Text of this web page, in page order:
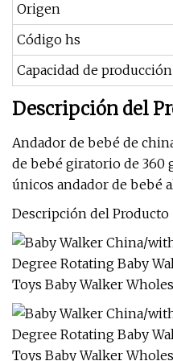
Origen
Código hs
Capacidad de producción
Descripción del
Andador de bebé de
de bebé giratorio de 360
únicos andador de bebé
Descripción del Producto